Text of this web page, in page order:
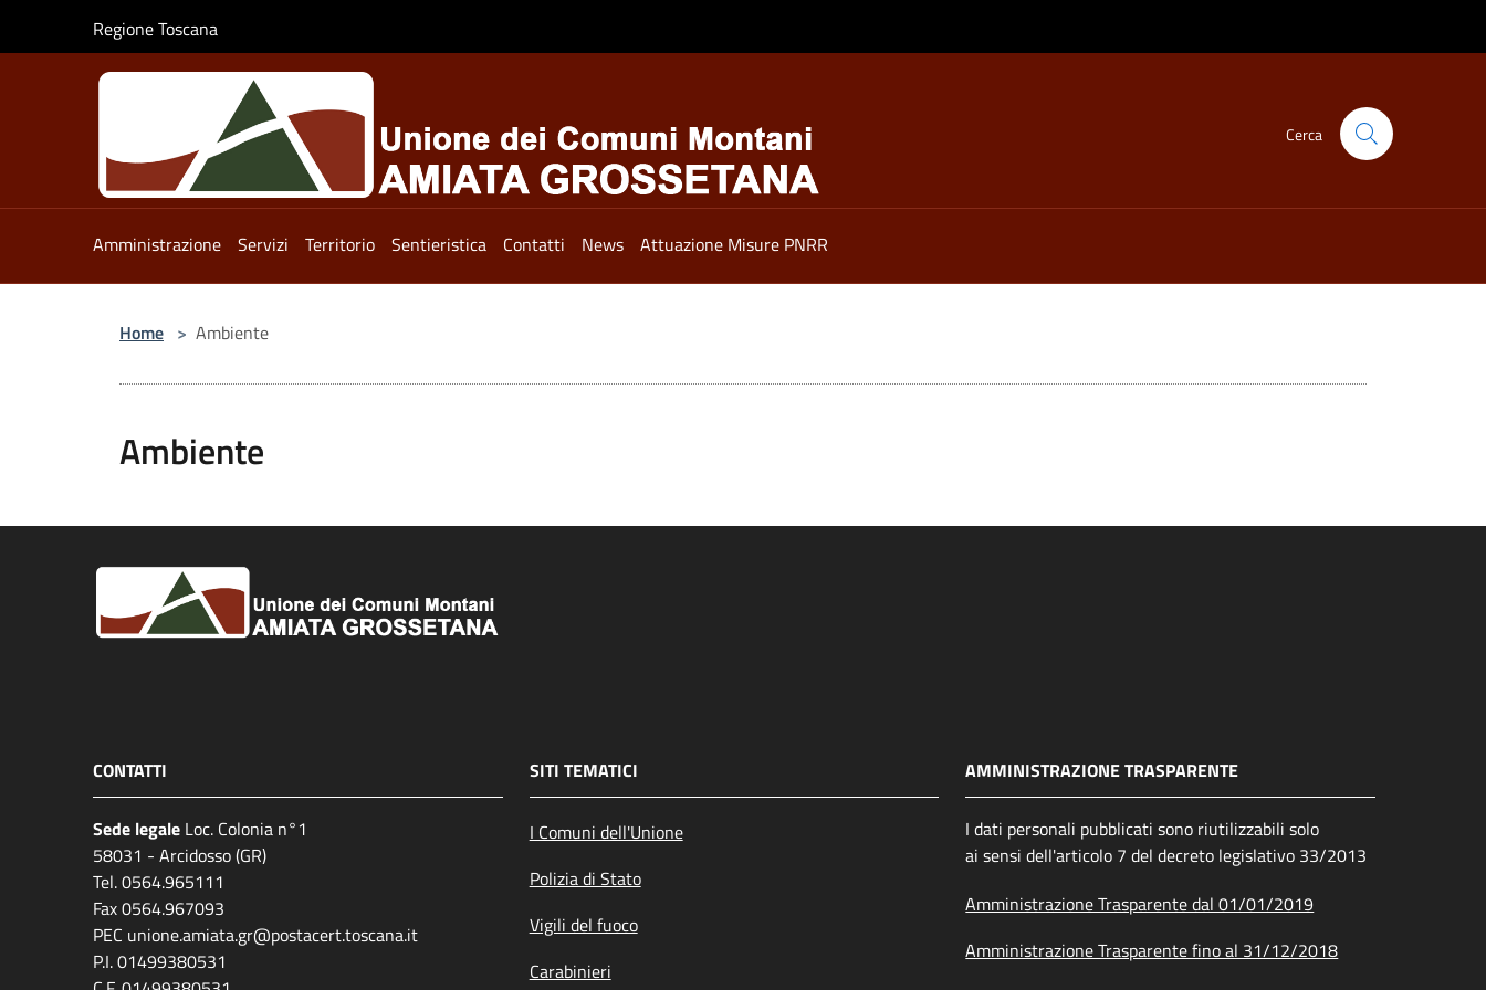
Regione Toscana
Cerca
Amministrazione Servizi Territorio Sentieristica Contatti News Attuazione Misure PNRR
Home > Ambiente
Ambiente
CONTATTI
Sede legale Loc. Colonia n°1
58031 - Arcidosso (GR)
Tel. 0564.965111
Fax 0564.967093
PEC unione.amiata.gr@postacert.toscana.it
P.I. 01499380531
SITI TEMATICI
I Comuni dell'Unione
Polizia di Stato
Vigili del fuoco
Carabinieri
AMMINISTRAZIONE TRASPARENTE
I dati personali pubblicati sono riutilizzabili solo
ai sensi dell'articolo 7 del decreto legislativo 33/2013
Amministrazione Trasparente dal 01/01/2019
Amministrazione Trasparente fino al 31/12/2018